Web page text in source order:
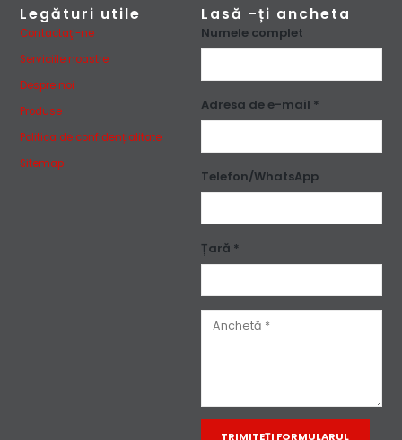
Legături utile
Contactaţi-ne
Serviciile noastre
Despre noi
Produse
Politica de confidențialitate
Sitemap
Lasă -ți ancheta
Numele complet
Adresa de e-mail *
Telefon/WhatsApp
Țară *